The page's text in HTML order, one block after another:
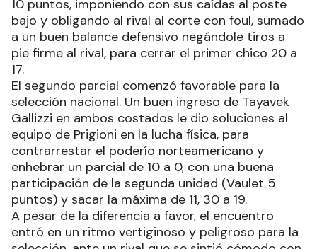
10 puntos, imponiendo con sus caídas al poste
bajo y obligando al rival al corte con foul, sumado
a un buen balance defensivo negándole tiros a
pie firme al rival, para cerrar el primer chico 20 a
17.
El segundo parcial comenzó favorable para la
selección nacional. Un buen ingreso de Tayavek
Gallizzi en ambos costados le dio soluciones al
equipo de Prigioni en la lucha física, para
contrarrestar el poderío norteamericano y
enhebrar un parcial de 10 a 0, con una buena
participación de la segunda unidad (Vaulet 5
puntos) y sacar la máxima de 11, 30 a 19.
A pesar de la diferencia a favor, el encuentro
entró en un ritmo vertiginoso y peligroso para la